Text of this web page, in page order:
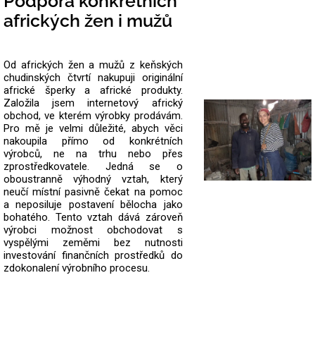
afrických žen i mužů
Od afrických žen a mužů z keňských
chudinských čtvrtí nakupuji originální
africké šperky a africké produkty.
Založila jsem internetový africký
obchod, ve kterém výrobky prodávám.
Pro mě je velmi důležité, abych věci
nakoupila přímo od konkrétních
výrobců, ne na trhu nebo přes
zprostředkovatele. Jedná se o
oboustranně výhodný vztah, který
neučí místní pasivně čekat na pomoc
a neposiluje postavení bělocha jako
bohatého. Tento vztah dává zároveň
výrobci možnost obchodovat s
vyspělými zeměmi bez nutnosti
investování finančních prostředků do
zdokonalení výrobního procesu.